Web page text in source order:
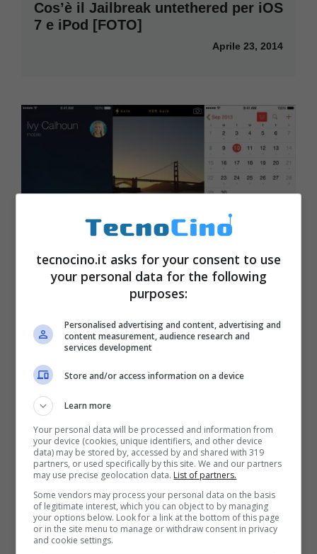
Cos’è il Jailbreak untethered per iOS
7 e iPod [FOTO]
Aprile 23, 2014
iOS 7.1: download link, novità e
Marzo 11, 2014
tecnocino.it asks for your consent to use
your personal data for the following
purposes:
Personalised advertising and content, advertising and
content measurement, audience research and
services development
Store and/or access information on a device
Learn more
Your personal data will be processed and information from
your device (cookies, unique identifiers, and other device
data) may be stored by, accessed by and shared with 319
partners, or used specifically by this site. We and our partners
may use precise geolocation data. List of partners.
Some vendors may process your personal data on the basis
of legitimate interest, which you can object to by managing
your options below. Look for a link at the bottom of this page
or in the site menu to manage or withdraw consent in privacy
and cookie settings.